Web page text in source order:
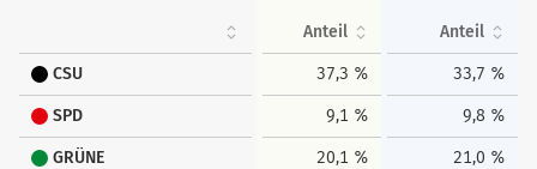
Anteil Anteil
CSU 37,3 % 33,7 %
SPD 9,1 % 9,8 %
GRÜNE 20,1 % 21,0 %